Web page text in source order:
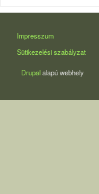
LÁBLÉC
Impresszum
Sütikezelési szabályzat
Drupalalapú webhely